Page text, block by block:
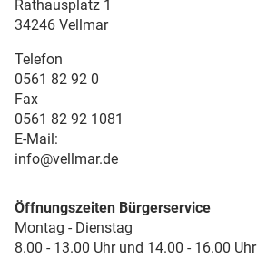
Rathausplatz 1
34246 Vellmar
Telefon
0561 82 92 0
Fax
0561 82 92 1081
E-Mail:
info@vellmar.de
Öffnungszeiten Bürgerservice
Montag - Dienstag
8.00 - 13.00 Uhr und 14.00 - 16.00 Uhr